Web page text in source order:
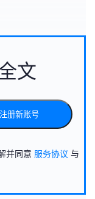
文
注册新账号
并同意 服务协议 与